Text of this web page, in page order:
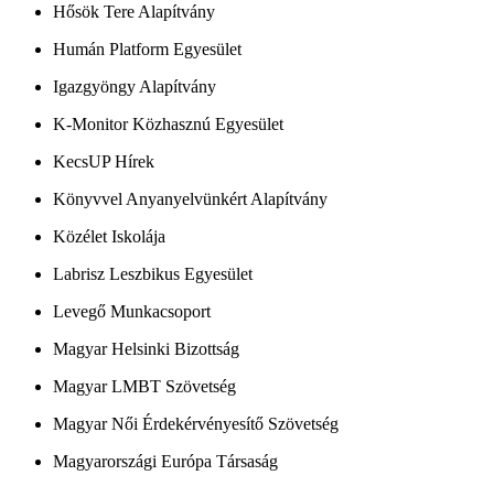
Hősök Tere Alapítvány
Humán Platform Egyesület
Igazgyöngy Alapítvány
K-Monitor Közhasznú Egyesület
KecsUP Hírek
Könyvvel Anyanyelvünkért Alapítvány
Közélet Iskolája
Labrisz Leszbikus Egyesület
Levegő Munkacsoport
Magyar Helsinki Bizottság
Magyar LMBT Szövetség
Magyar Női Érdekérvényesítő Szövetség
Magyarországi Európa Társaság